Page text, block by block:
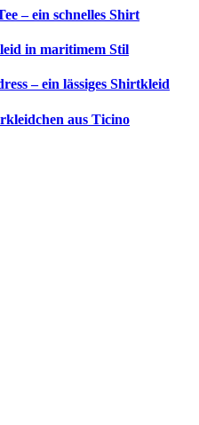
– ein schnelles Shirt
in maritimem Stil
– ein lässiges Shirtkleid
aus Ticino